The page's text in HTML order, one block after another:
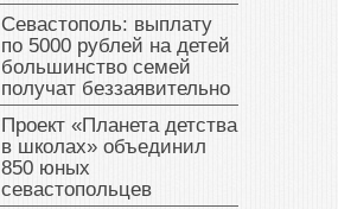
Севастополь: выплату
по 5000 рублей на детей
большинство семей
получат беззаявительно
Проект «Планета детства
в школах» объединил
850 юных
севастопольцев